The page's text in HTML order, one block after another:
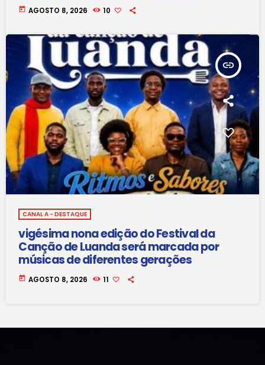
today AGOSTO 8, 2026 10
insert_link
CANAL A - DESTAQUE
vigésima nona edição do Festival da
Canção de Luanda será marcada por
músicas de diferentes gerações
today AGOSTO 8, 2026 11